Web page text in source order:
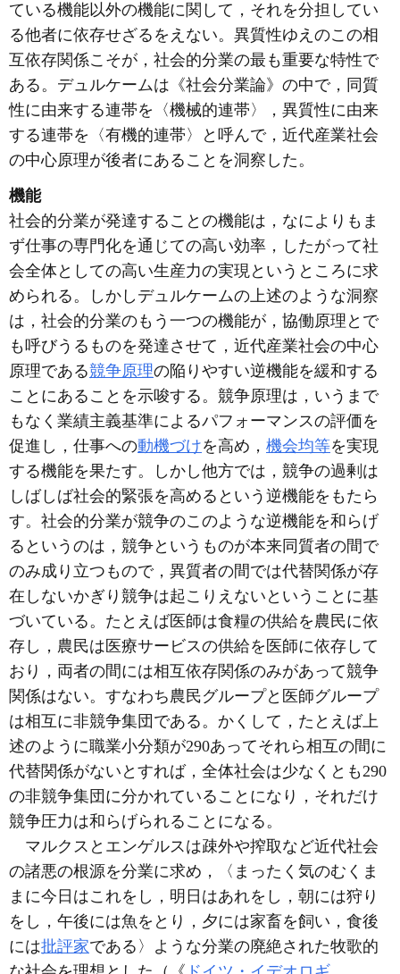
ている機能以外の機能に関して，それを分担してい
る他者に依存せざるをえない。異質性ゆえのこの相
互依存関係こそが，社会的分業の最も重要な特性で
ある。デュルケームは《社会分業論》の中で，同質
性に由来する連帯を〈機械的連帯〉，異質性に由来
する連帯を〈有機的連帯〉と呼んで，近代産業社会
の中心原理が後者にあることを洞察した。
機能
社会的分業が発達することの機能は，なによりもま
ず仕事の専門化を通じての高い効率，したがって社
会全体としての高い生産力の実現というところに求
められる。しかしデュルケームの上述のような洞察
は，社会的分業のもう一つの機能が，協働原理とで
も呼びうるものを発達させて，近代産業社会の中心
原理である競争原理の陥りやすい逆機能を緩和する
ことにあることを示唆する。競争原理は，いうまで
もなく業績主義基準によるパフォーマンスの評価を
促進し，仕事への動機づけを高め， 機会均等を実現
する機能を果たす。しかし他方では，競争の過剰は
しばしば社会的緊張を高めるという逆機能をもたら
す。社会的分業が競争のこのような逆機能を和らげ
るというのは，競争というものが本来同質者の間で
のみ成り立つもので，異質者の間では代替関係が存
在しないかぎり競争は起こりえないということに基
づいている。たとえば医師は食糧の供給を農民に依
存し，農民は医療サービスの供給を医師に依存して
おり，両者の間には相互依存関係のみがあって競争
関係はない。すなわち農民グループと医師グループ
は相互に非競争集団である。かくして，たとえば上
述のように職業小分類が290あってそれら相互の間に
代替関係がないとすれば，全体社会は少なくとも290
の非競争集団に分かれていることになり，それだけ
競争圧力は和らげられることになる。
マルクスとエンゲルスは疎外や搾取など近代社会
の諸悪の根源を分業に求め，〈まったく気のむくま
まに今日はこれをし，明日はあれをし，朝には狩り
をし，午後には魚をとり，夕には家畜を飼い，食後
には批評家である〉ような分業の廃絶された牧歌的